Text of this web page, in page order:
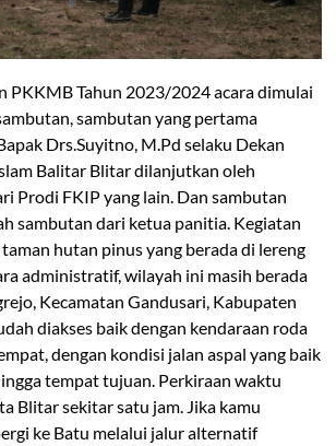
PKKMB Tahun 2023/2024 acara dimulai
sambutan yang pertama
Drs.Suyitno, M.Pd selaku Dekan
Balitar Blitar dilanjutkan oleh
Prodi FKIP yang lain. Dan sambutan
sambutan dari ketua panitia. Kegiatan
hutan pinus yang berada di lereng
administratif, wilayah ini masih berada
Kecamatan Gandusari, Kabupaten
diakses baik dengan kendaraan roda
dengan kondisi jalan aspal yang baik
tempat tujuan. Perkiraan waktu
Blitar sekitar satu jam. Jika kamu
ke Batu melalui jalur alternatif